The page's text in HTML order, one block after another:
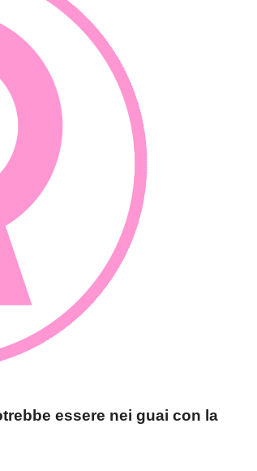
essere nei guai con la